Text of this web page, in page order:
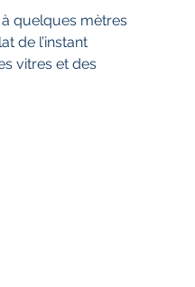
quelques mètres
de l’instant
vitres et des